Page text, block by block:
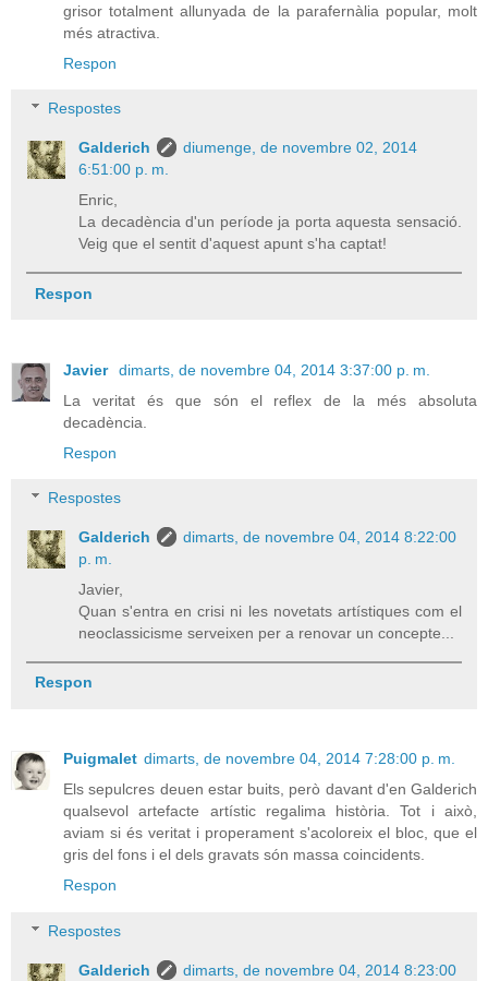
grisor totalment allunyada de la parafernàlia popular, molt
més atractiva.
Respon
Respostes
Galderich
diumenge, de novembre 02, 2014
6:51:00 p. m.
Enric,
La decadència d'un període ja porta aquesta sensació.
Veig que el sentit d'aquest apunt s'ha captat!
Respon
Javier dimarts, de novembre 04, 2014 3:37:00 p. m.
La veritat és que són el reflex de la més absoluta
decadència.
Respon
Respostes
Galderich
dimarts, de novembre 04, 2014 8:22:00
p. m.
Javier,
Quan s'entra en crisi ni les novetats artístiques com el
neoclassicisme serveixen per a renovar un concepte...
Respon
Puigmalet dimarts, de novembre 04, 2014 7:28:00 p. m.
Els sepulcres deuen estar buits, però davant d'en Galderich
qualsevol artefacte artístic regalima història. Tot i això,
aviam si és veritat i properament s'acoloreix el bloc, que el
gris del fons i el dels gravats són massa coincidents.
Respon
Respostes
Galderich
dimarts, de novembre 04, 2014 8:23:00